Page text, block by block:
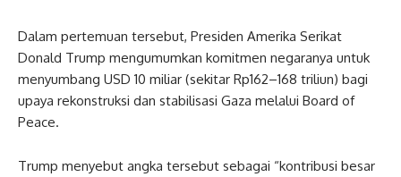
Dalam pertemuan tersebut, Presiden Amerika Serikat
Donald Trump mengumumkan komitmen negaranya untuk
menyumbang USD 10 miliar (sekitar Rp162–168 triliun) bagi
upaya rekonstruksi dan stabilisasi Gaza melalui Board of
Peace.
Trump menyebut angka tersebut sebagai “kontribusi besar